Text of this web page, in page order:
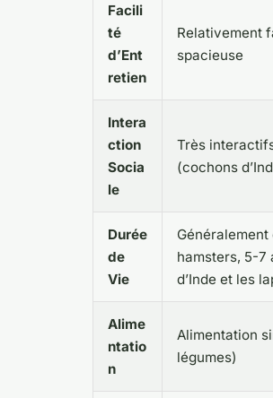
Facili
té
d’Ent
retien
Relativement
spacieuse
Intera
ction
Socia
le
Très
(cochons
Durée
de
Vie
hamsters, 5-7
d’Inde et les
Alime
ntatio
n
Alimentation
légumes)